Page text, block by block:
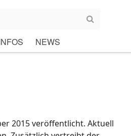
NEWS
2015 veröffentlicht. Aktuell